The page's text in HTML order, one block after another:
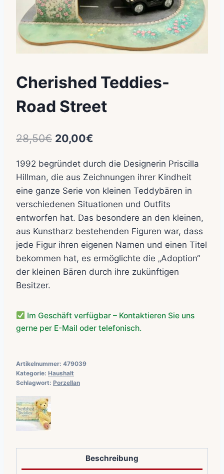
Cherished Teddies-
Road Street
28,50€ Ursprünglicher
war:
28,50€
20,00€
ist:
20,00€.
1992 begründet durch die Designerin Priscilla
Hillman, die aus Zeichnungen ihrer Kindheit
eine ganze Serie von kleinen Teddybären in
verschiedenen Situationen und Outfits
entworfen hat. Das besondere an den kleinen,
aus Kunstharz bestehenden Figuren war, dass
jede Figur ihren eigenen Namen und einen Titel
bekommen hat, es ermöglichte die „Adoption“
der kleinen Bären durch ihre zukünftigen
Besitzer.
Im Geschäft verfügbar – Kontaktieren Sie uns
gerne per E-Mail oder telefonisch.
Artikelnummer: 479039
Kategorie: Haushalt
Schlagwort: Porzellan
Beschreibung